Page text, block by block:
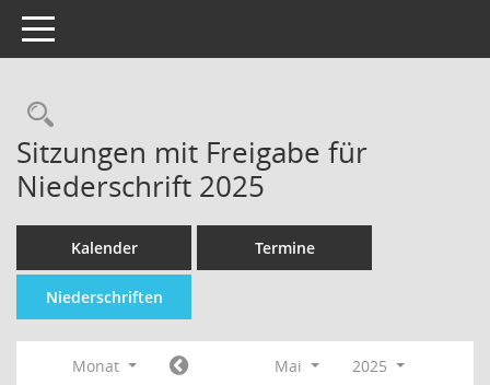
Toggle navigation
Sitzungen mit Freigabe für
Niederschrift 2025
Kalender Termine
Niederschriften
Monat Mai
2025